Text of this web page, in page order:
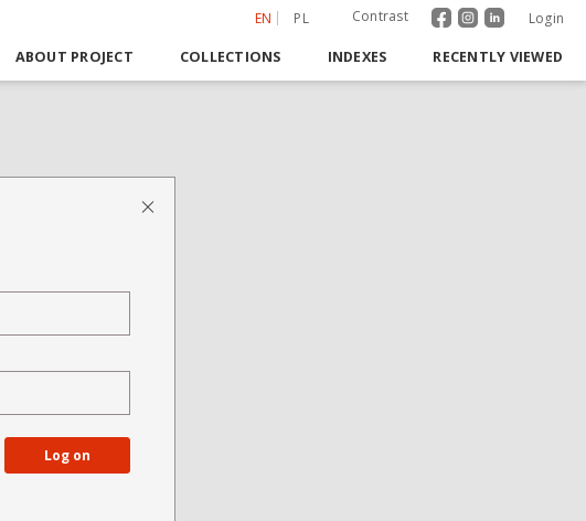
EN PL Contrast Login
ABOUT PROJECT COLLECTIONS INDEXES RECENTLY VIEWED
Log on